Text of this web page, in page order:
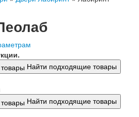
Аляска Лайт
Арт
Атлантик
Бетон
Версаль
Гранд
Найти подходящие товары
Найти подходящие товары